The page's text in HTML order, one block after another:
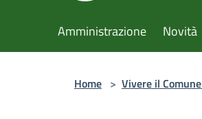
Amministrazione Novità
Home > Vivere il Comune